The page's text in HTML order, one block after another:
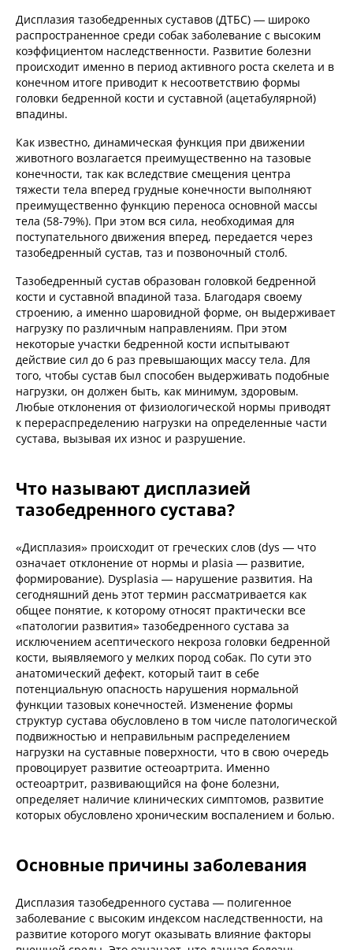
Дисплазия тазобедренных суставов (ДТБС) — широко
распространенное среди собак заболевание с высоким
коэффициентом наследственности. Развитие болезни
происходит именно в период активного роста скелета и в
конечном итоге приводит к несоответствию формы
головки бедренной кости и суставной (ацетабулярной)
впадины.
Как известно, динамическая функция при движении
животного возлагается преимущественно на тазовые
конечности, так как вследствие смещения центра
тяжести тела вперед грудные конечности выполняют
преимущественно функцию переноса основной массы
тела (58-79%). При этом вся сила, необходимая для
поступательного движения вперед, передается через
тазобедренный сустав, таз и позвоночный столб.
Тазобедренный сустав образован головкой бедренной
кости и суставной впадиной таза. Благодаря своему
строению, а именно шаровидной форме, он выдерживает
нагрузку по различным направлениям. При этом
некоторые участки бедренной кости испытывают
действие сил до 6 раз превышающих массу тела. Для
того, чтобы сустав был способен выдерживать подобные
нагрузки, он должен быть, как минимум, здоровым.
Любые отклонения от физиологической нормы приводят
к перераспределению нагрузки на определенные части
сустава, вызывая их износ и разрушение.
Что называют дисплазией
тазобедренного сустава?
«Дисплазия» происходит от греческих слов (dys — что
означает отклонение от нормы и plasia — развитие,
формирование). Dysplasia — нарушение развития. На
сегодняшний день этот термин рассматривается как
общее понятие, к которому относят практически все
«патологии развития» тазобедренного сустава за
исключением асептического некроза головки бедренной
кости, выявляемого у мелких пород собак. По сути это
анатомический дефект, который таит в себе
потенциальную опасность нарушения нормальной
функции тазовых конечностей. Изменение формы
структур сустава обусловлено в том числе патологической
подвижностью и неправильным распределением
нагрузки на суставные поверхности, что в свою очередь
провоцирует развитие остеоартрита. Именно
остеоартрит, развивающийся на фоне болезни,
определяет наличие клинических симптомов, развитие
которых обусловлено хроническим воспалением и болью.
Основные причины заболевания
Дисплазия тазобедренного сустава — полигенное
заболевание с высоким индексом наследственности, на
развитие которого могут оказывать влияние факторы